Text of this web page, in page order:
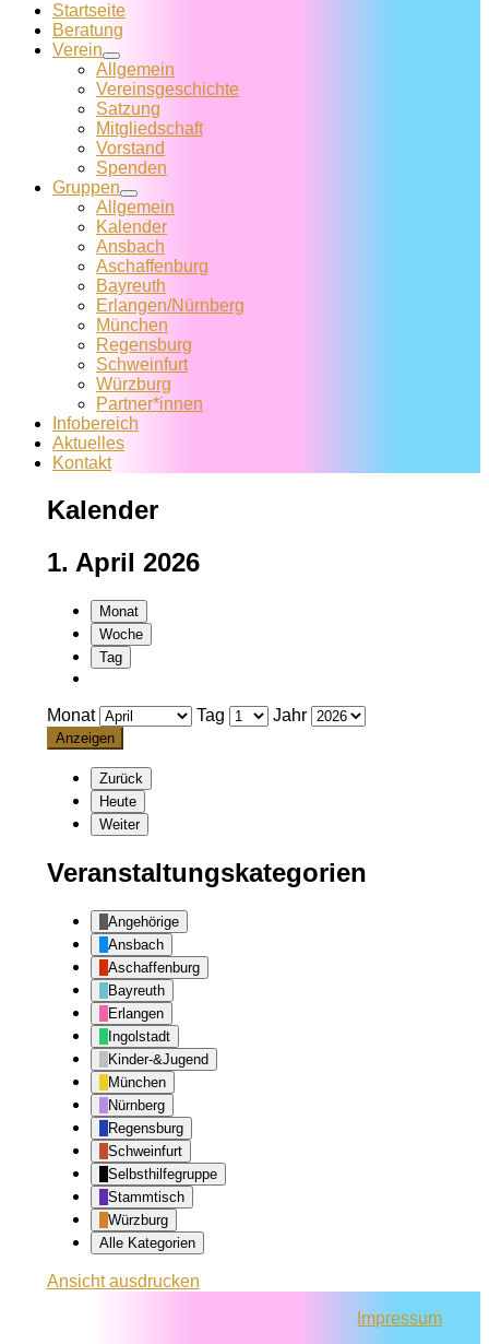
Startseite
Beratung
Verein
Allgemein
Vereins­geschichte
Satzung
Mitglied­schaft
Vorstand
Spenden
Gruppen
Allgemein
Kalender
Ansbach
Aschaffenburg
Bayreuth
Erlangen/Nürnberg
München
Regensburg
Schweinfurt
Würzburg
Partner*innen
Infobereich
Aktuelles
Kontakt
Kalender
1. April 2026
Monat
Woche
Tag
Monat Tag Jahr
Zurück
Heute
Weiter
Veranstaltungskategorien
Angehörige
Ansbach
Aschaffenburg
Bayreuth
Erlangen
Ingolstadt
Kinder-&Jugend
München
Nürnberg
Regensburg
Schweinfurt
Selbsthilfegruppe
Stammtisch
Würzburg
Alle Kategorien
Ansichtausdrucken
Impressum